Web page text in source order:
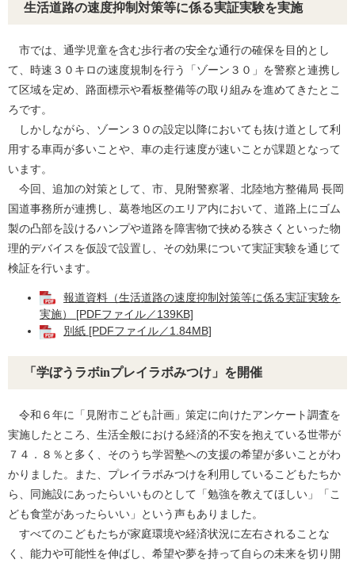
生活道路の速度抑制対策等に係る実証実験を実施
市では、通学児童を含む歩行者の安全な通行の確保を目的とし
て、時速３０キロの速度規制を行う「ゾーン３０」を警察と連携し
て区域を定め、路面標示や看板整備等の取り組みを進めてきたとこ
ろです。
しかしながら、ゾーン３０の設定以降においても抜け道として利
用する車両が多いことや、車の走行速度が速いことが課題となって
います。
今回、追加の対策として、市、見附警察署、北陸地方整備局 長岡
国道事務所が連携し、葛巻地区のエリア内において、道路上にゴム
製の凸部を設けるハンプや道路を障害物で挟める狭さくといった物
理的デバイスを仮設で設置し、その効果について実証実験を通じて
検証を行います。​
報道資料（生活道路の速度抑制対策等に係る実証実験を
実施） [PDFファイル／139KB]
別紙 [PDFファイル／1.84MB]
「学ぼうラボinプレイラボみつけ」を開催
令和６年に「見附市こども計画」策定に向けたアンケート調査を
実施したところ、生活全般における経済的不安を抱えている世帯が
７４．８％と多く、そのうち学習塾への支援の希望が多いことがわ
かりました。また、プレイラボみつけを利用しているこどもたちか
ら、同施設にあったらいいものとして「勉強を教えてほしい」「こ
ども食堂があったらいい」という声もありました。
すべてのこどもたちが家庭環境や経済状況に左右されることな
く、能力や可能性を伸ばし、希望や夢を持って自らの未来を切り開